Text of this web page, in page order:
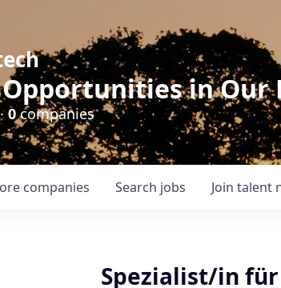
Opportunities in
0companies
Search jobs
companies Join talent
Spezialist/in